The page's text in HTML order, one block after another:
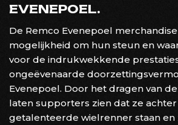
EVENEPOEL.
De Remco Evenepoel
mogelijkheid om hun steun en
voor de indrukwekkende
ongeëvenaarde
Evenepoel. Door het dragen van
laten supporters zien dat ze
getalenteerde wielrenner staan en